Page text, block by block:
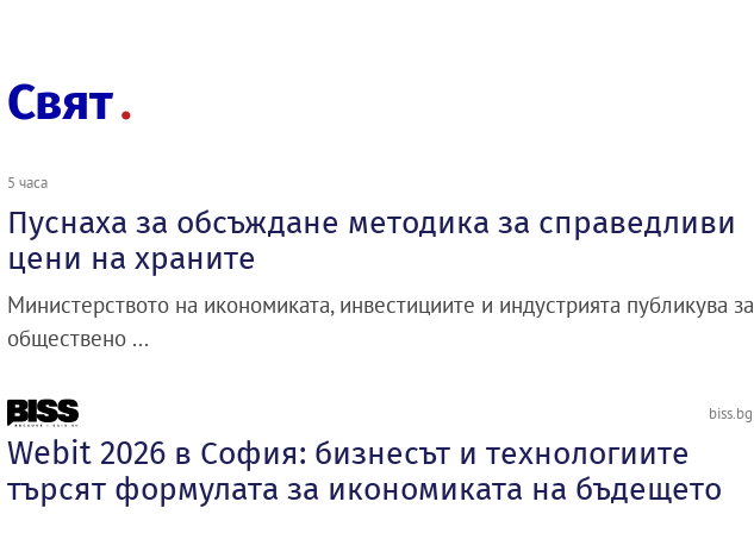
Свят
5 часа
Пуснаха за обсъждане методика за справедливи
цени на храните
Министерството на икономиката, инвестициите и индустрията публикува за
обществено ...
biss.bg
Webit 2026 в София: бизнесът и технологиите
търсят формулата за икономиката на бъдещето